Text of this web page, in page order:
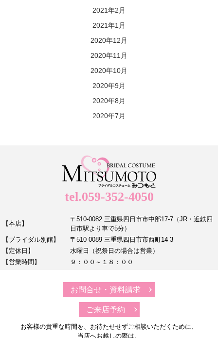
2021年2月
2021年1月
2020年12月
2020年11月
2020年10月
2020年9月
2020年8月
2020年7月
tel.059-352-4050
【本店】
〒510-0082 三重県四日市市中部17-7（JR・近鉄四
日市駅より車で5分）
【ブライダル別館】
〒510-0089 三重県四日市市西町14-3
【定休日】
水曜日（祝祭日の場合は営業）
【営業時間】
９：００～１８：００
お問合せ・資料請求
ご来店予約
お客様の貴重な時間を、お待たせせずご相談いただくために、
当店へお越しの際は、